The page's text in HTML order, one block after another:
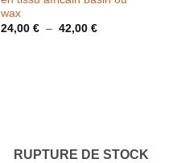
wax
24,00 € – 42,00 €Plage
RUPTURE DE STOCK